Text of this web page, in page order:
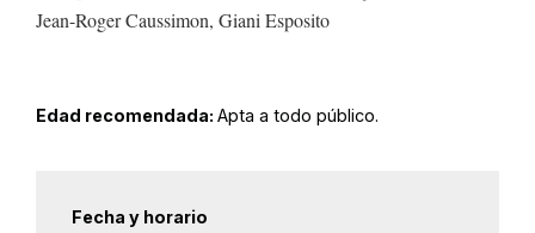
Jean-Roger Caussimon, Giani Esposito
Edad recomendada: Apta a todo público.
Fecha y horario